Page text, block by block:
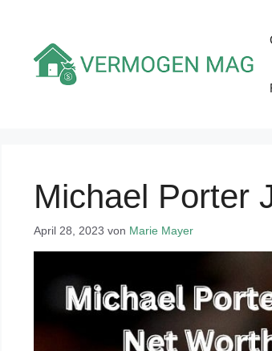
springen
Michael Porter
April 28, 2023 von Marie Mayer